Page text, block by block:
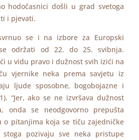
hodočasnici došli u grad svetoga
i pjevati.
se i na izbore za Europski
održati od 22. do 25. svibnja.
u vidu pravo i dužnost svih izići na
vjernike neka prema savjetu iz
ljude sposobne, bogobojazne i
“Jer, ako se ne izvršava dužnost
onda se neodgovorno prepušta
o pitanjima koja se tiču zajedničke
stoga pozivaju sve neka pristupe